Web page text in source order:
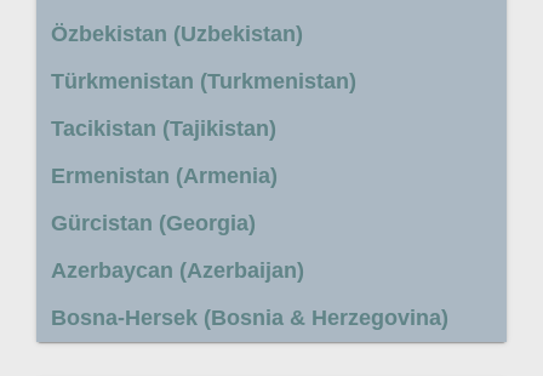
Özbekistan (Uzbekistan)
Türkmenistan (Turkmenistan)
Tacikistan (Tajikistan)
Ermenistan (Armenia)
Gürcistan (Georgia)
Azerbaycan (Azerbaijan)
Bosna-Hersek (Bosnia & Herzegovina)